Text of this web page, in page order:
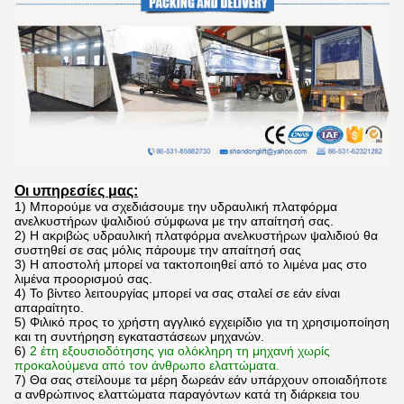
Οι υπηρεσίες μας:
1) Μπορούμε να σχεδιάσουμε την υδραυλική πλατφόρμα
ανελκυστήρων ψαλιδιού σύμφωνα με την απαίτησή σας.
2) Η ακριβώς υδραυλική πλατφόρμα ανελκυστήρων ψαλιδιού θα
συστηθεί σε σας μόλις πάρουμε την απαίτησή σας
3) Η αποστολή μπορεί να τακτοποιηθεί από το λιμένα μας στο
λιμένα προορισμού σας.
4) Το βίντεο λειτουργίας μπορεί να σας σταλεί σε εάν είναι
απαραίτητο.
5) Φιλικό προς το χρήστη αγγλικό εγχειρίδιο για τη χρησιμοποίηση
και τη συντήρηση εγκαταστάσεων μηχανών.
6) 2 έτη εξουσιοδότησης για ολόκληρη τη μηχανή χωρίς
προκαλούμενα από τον άνθρωπο ελαττώματα.
7) Θα σας στείλουμε τα μέρη δωρεάν εάν υπάρχουν οποιαδήποτε
α ανθρώπινος ελαττώματα παραγόντων κατά τη διάρκεια του